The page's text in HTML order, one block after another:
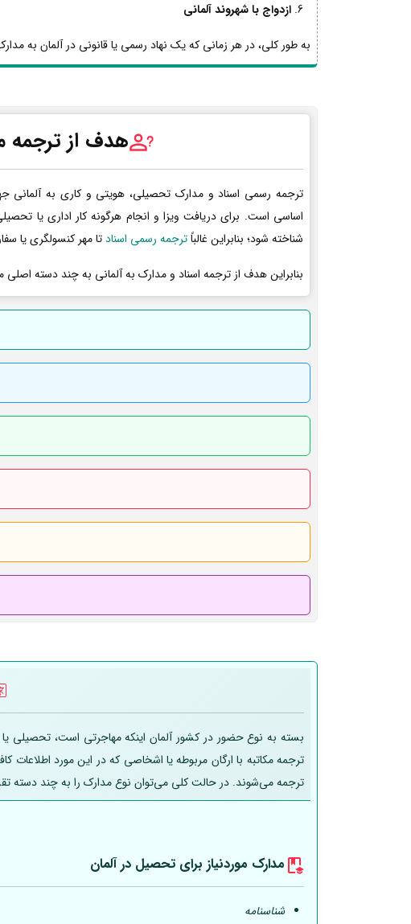
ازدواج با شهروند آلمانی
به طور کلی، در هر زمانی که یک نهاد رسمی یا قانونی در آلمان به
هدف از ترجمه
ترجمه رسمی اسناد و مدارک تحصیلی، هویتی و کاری به
اساسی است. برای دریافت ویزا و انجام هرگونه کار اداری یا
شناخته شود؛ بنابراین غالباًترجمه رسمی اسنادتا مهر کنسولگری یا
بنابراین هدف از ترجمه اسناد و مدارک به آلمانی به چند دسته اصلی
بسته به نوع حضور در کشور آلمان اینکه مهاجرتی است، تحصیلی
ترجمه مکاتبه با ارگان مربوطه یا اشخاصی که در این مورد
ترجمه می‌شوند. در حالت کلی می‌توان نوع مدارک را به چند دسته
مدارک موردنیاز برای تحصیل درآلمان
شناسنامه